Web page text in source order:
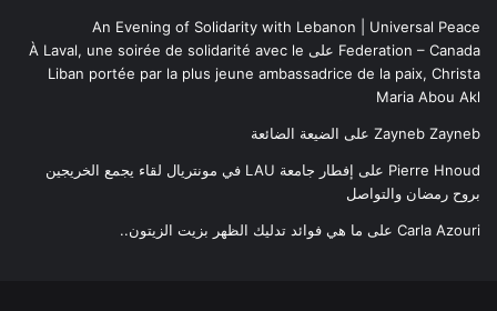
An Evening of Solidarity with Lebanon | Universal Peace
Federation – Canada على À Laval, une soirée de solidarité avec le
Liban portée par la plus jeune ambassadrice de la paix, Christa
Maria Abou Akl
Zayneb Zayneb على الضيعة الضائعة
Pierre Hnoud على
إفطار جامعة LAU في مونتريال لقاء يجمع الخريجين
بروح رمضان والتواصل
Carla Azouri على ما هي فوائد تدليك الظهر بزيت الزيتون..